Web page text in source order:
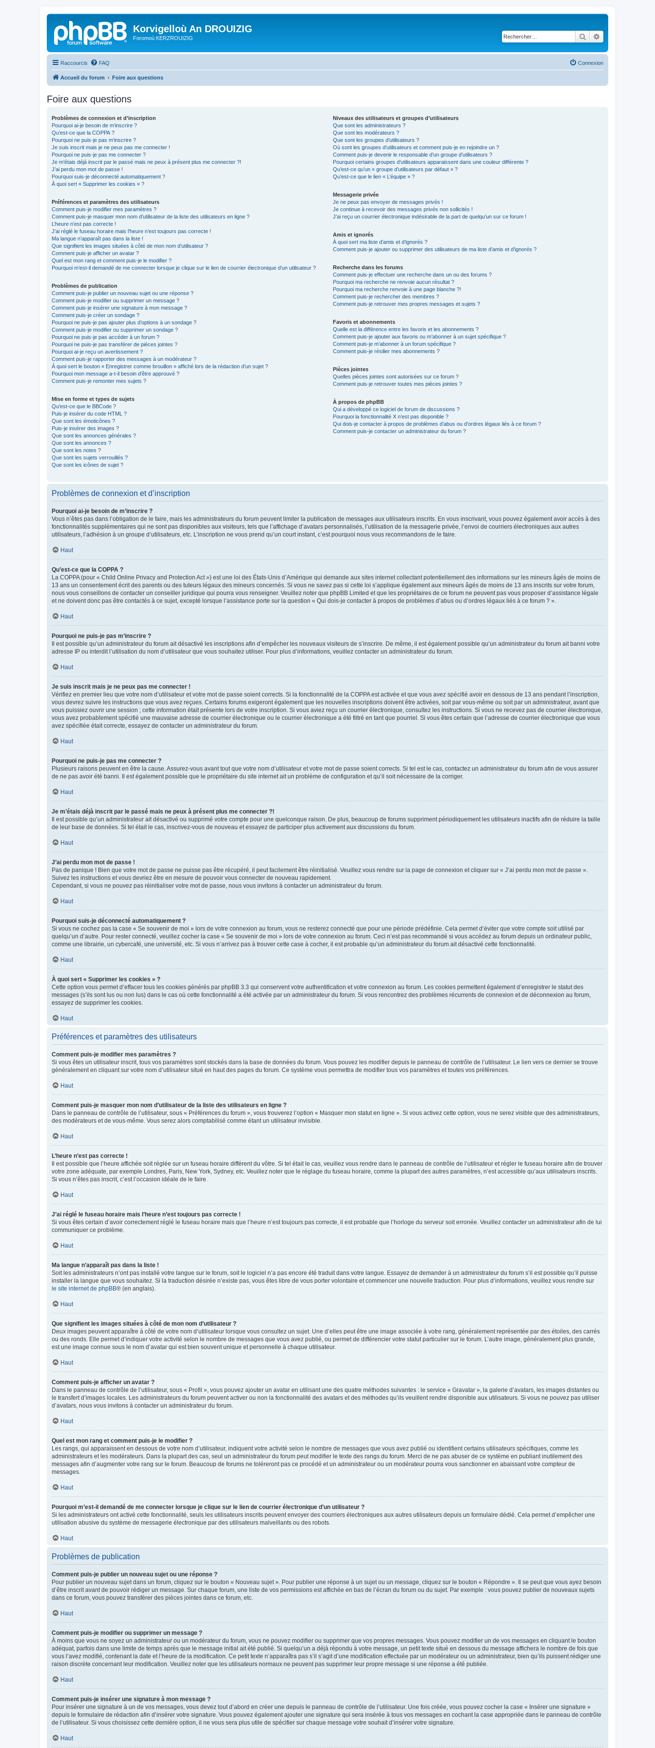
Korvigelloù An DROUIZIG
Foromoù KERZROUIZIG Rechercher
Raccourcis FAQ Connexion
Accueil du forum Foire aux questions
Foire aux questions
Problèmes de connexion et d’inscription
Pourquoi ai-je besoin de m’inscrire ?
Qu’est-ce que la COPPA ?
Pourquoi ne puis-je pas m’inscrire ?
Je suis inscrit mais je ne peux pas me connecter !
Pourquoi ne puis-je pas me connecter ?
Je m’étais déjà inscrit par le passé mais ne peux à présent plus me connecter ?!
J’ai perdu mon mot de passe !
Pourquoi suis-je déconnecté automatiquement ?
À quoi sert « Supprimer les cookies » ?
Préférences et paramètres des utilisateurs
Comment puis-je modifier mes paramètres ?
Comment puis-je masquer mon nom d’utilisateur de la liste des utilisateurs en ligne ?
L’heure n’est pas correcte !
J’ai réglé le fuseau horaire mais l’heure n’est toujours pas correcte !
Ma langue n’apparaît pas dans la liste !
Que signifient les images situées à côté de mon nom d’utilisateur ?
Comment puis-je afficher un avatar ?
Quel est mon rang et comment puis-je le modifier ?
Pourquoi m’est-il demandé de me connecter lorsque je clique sur le lien de courrier électronique d’un utilisateur ?
Problèmes de publication
Comment puis-je publier un nouveau sujet ou une réponse ?
Comment puis-je modifier ou supprimer un message ?
Comment puis-je insérer une signature à mon message ?
Comment puis-je créer un sondage ?
Pourquoi ne puis-je pas ajouter plus d’options à un sondage ?
Comment puis-je modifier ou supprimer un sondage ?
Pourquoi ne puis-je pas accéder à un forum ?
Pourquoi ne puis-je pas transférer de pièces jointes ?
Pourquoi ai-je reçu un avertissement ?
Comment puis-je rapporter des messages à un modérateur ?
À quoi sert le bouton « Enregistrer comme brouillon » affiché lors de la rédaction d’un sujet ?
Pourquoi mon message a-t-il besoin d’être approuvé ?
Comment puis-je remonter mes sujets ?
Mise en forme et types de sujets
Qu’est-ce que le BBCode ?
Puis-je insérer du code HTML ?
Que sont les émoticônes ?
Puis-je insérer des images ?
Que sont les annonces générales ?
Que sont les annonces ?
Que sont les notes ?
Que sont les sujets verrouillés ?
Que sont les icônes de sujet ?
Niveaux des utilisateurs et groupes d’utilisateurs
Que sont les administrateurs ?
Que sont les modérateurs ?
Que sont les groupes d’utilisateurs ?
Où sont les groupes d’utilisateurs et comment puis-je en rejoindre un ?
Comment puis-je devenir le responsable d’un groupe d’utilisateurs ?
Pourquoi certains groupes d’utilisateurs apparaissent dans une couleur différente ?
Qu’est-ce qu’un « groupe d’utilisateurs par défaut » ?
Qu’est-ce que le lien « L’équipe » ?
Messagerie privée
Je ne peux pas envoyer de messages privés !
Je continue à recevoir des messages privés non sollicités !
J’ai reçu un courrier électronique indésirable de la part de quelqu’un sur ce forum !
Amis et ignorés
À quoi sert ma liste d’amis et d’ignorés ?
Comment puis-je ajouter ou supprimer des utilisateurs de ma liste d’amis et d’ignorés ?
Recherche dans les forums
Comment puis-je effectuer une recherche dans un ou des forums ?
Pourquoi ma recherche ne renvoie aucun résultat ?
Pourquoi ma recherche renvoie à une page blanche ?!
Comment puis-je rechercher des membres ?
Comment puis-je retrouver mes propres messages et sujets ?
Favoris et abonnements
Quelle est la différence entre les favoris et les abonnements ?
Comment puis-je ajouter aux favoris ou m’abonner à un sujet spécifique ?
Comment puis-je m’abonner à un forum spécifique ?
Comment puis-je résilier mes abonnements ?
Pièces jointes
Quelles pièces jointes sont autorisées sur ce forum ?
Comment puis-je retrouver toutes mes pièces jointes ?
À propos de phpBB
Qui a développé ce logiciel de forum de discussions ?
Pourquoi la fonctionnalité X n’est pas disponible ?
Qui dois-je contacter à propos de problèmes d’abus ou d’ordres légaux liés à ce forum ?
Comment puis-je contacter un administrateur du forum ?
Problèmes de connexion et d’inscription
Pourquoi ai-je besoin de m’inscrire ?
Vous n’êtes pas dans l’obligation de le faire, mais les administrateurs du forum peuvent limiter la publication de messages aux utilisateurs inscrits. En vous inscrivant, vous pouvez également avoir accès à des
fonctionnalités supplémentaires qui ne sont pas disponibles aux visiteurs, tels que l’affichage d’avatars personnalisés, l’utilisation de la messagerie privée, l’envoi de courriers électroniques aux autres
utilisateurs, l’adhésion à un groupe d’utilisateurs, etc. L’inscription ne vous prend qu’un court instant, c’est pourquoi nous vous recommandons de le faire.
Haut
Qu’est-ce que la COPPA ?
La COPPA (pour « Child Online Privacy and Protection Act ») est une loi des États-Unis d’Amérique qui demande aux sites internet collectant potentiellement des informations sur les mineurs âgés de moins de
13 ans un consentement écrit des parents ou des tuteurs légaux des mineurs concernés. Si vous ne savez pas si cette loi s’applique également aux mineurs âgés de moins de 13 ans inscrits sur votre forum,
nous vous conseillons de contacter un conseiller juridique qui pourra vous renseigner. Veuillez noter que phpBB Limited et que les propriétaires de ce forum ne peuvent pas vous proposer d’assistance légale
et ne doivent donc pas être contactés à ce sujet, excepté lorsque l’assistance porte sur la question « Qui dois-je contacter à propos de problèmes d’abus ou d’ordres légaux liés à ce forum ? ».
Haut
Pourquoi ne puis-je pas m’inscrire ?
Il est possible qu’un administrateur du forum ait désactivé les inscriptions afin d’empêcher les nouveaux visiteurs de s’inscrire. De même, il est également possible qu’un administrateur du forum ait banni votre
adresse IP ou interdit l’utilisation du nom d’utilisateur que vous souhaitez utiliser. Pour plus d’informations, veuillez contacter un administrateur du forum.
Haut
Je suis inscrit mais je ne peux pas me connecter !
Vérifiez en premier lieu que votre nom d’utilisateur et votre mot de passe soient corrects. Si la fonctionnalité de la COPPA est activée et que vous avez spécifié avoir en dessous de 13 ans pendant l’inscription,
vous devrez suivre les instructions que vous avez reçues. Certains forums exigeront également que les nouvelles inscriptions doivent être activées, soit par vous-même ou soit par un administrateur, avant que
vous puissiez ouvrir une session ; cette information était présente lors de votre inscription. Si vous aviez reçu un courrier électronique, consultez les instructions. Si vous ne recevez pas de courrier électronique,
vous avez probablement spécifié une mauvaise adresse de courrier électronique ou le courrier électronique a été filtré en tant que pourriel. Si vous êtes certain que l’adresse de courrier électronique que vous
avez spécifiée était correcte, essayez de contacter un administrateur du forum.
Haut
Pourquoi ne puis-je pas me connecter ?
Plusieurs raisons peuvent en être la cause. Assurez-vous avant tout que votre nom d’utilisateur et votre mot de passe soient corrects. Si tel est le cas, contactez un administrateur du forum afin de vous assurer
de ne pas avoir été banni. Il est également possible que le propriétaire du site internet ait un problème de configuration et qu’il soit nécessaire de la corriger.
Haut
Je m’étais déjà inscrit par le passé mais ne peux à présent plus me connecter ?!
Il est possible qu’un administrateur ait désactivé ou supprimé votre compte pour une quelconque raison. De plus, beaucoup de forums suppriment périodiquement les utilisateurs inactifs afin de réduire la taille
de leur base de données. Si tel était le cas, inscrivez-vous de nouveau et essayez de participer plus activement aux discussions du forum.
Haut
J’ai perdu mon mot de passe !
Pas de panique ! Bien que votre mot de passe ne puisse pas être récupéré, il peut facilement être réinitialisé. Veuillez vous rendre sur la page de connexion et cliquer sur « J’ai perdu mon mot de passe ».
Suivez les instructions et vous devriez être en mesure de pouvoir vous connecter de nouveau rapidement.
Cependant, si vous ne pouvez pas réinitialiser votre mot de passe, nous vous invitons à contacter un administrateur du forum.
Haut
Pourquoi suis-je déconnecté automatiquement ?
Si vous ne cochez pas la case « Se souvenir de moi » lors de votre connexion au forum, vous ne resterez connecté que pour une période prédéfinie. Cela permet d’éviter que votre compte soit utilisé par
quelqu’un d’autre. Pour rester connecté, veuillez cocher la case « Se souvenir de moi » lors de votre connexion au forum. Ceci n’est pas recommandé si vous accédez au forum depuis un ordinateur public,
comme une librairie, un cybercafé, une université, etc. Si vous n’arrivez pas à trouver cette case à cocher, il est probable qu’un administrateur du forum ait désactivé cette fonctionnalité.
Haut
À quoi sert « Supprimer les cookies » ?
Cette option vous permet d’effacer tous les cookies générés par phpBB 3.3 qui conservent votre authentification et votre connexion au forum. Les cookies permettent également d’enregistrer le statut des
messages (s’ils sont lus ou non lus) dans le cas où cette fonctionnalité a été activée par un administrateur du forum. Si vous rencontrez des problèmes récurrents de connexion et de déconnexion au forum,
essayez de supprimer les cookies.
Haut
Préférences et paramètres des utilisateurs
Comment puis-je modifier mes paramètres ?
Si vous êtes un utilisateur inscrit, tous vos paramètres sont stockés dans la base de données du forum. Vous pouvez les modifier depuis le panneau de contrôle de l’utilisateur. Le lien vers ce dernier se trouve
généralement en cliquant sur votre nom d’utilisateur situé en haut des pages du forum. Ce système vous permettra de modifier tous vos paramètres et toutes vos préférences.
Haut
Comment puis-je masquer mon nom d’utilisateur de la liste des utilisateurs en ligne ?
Dans le panneau de contrôle de l’utilisateur, sous « Préférences du forum », vous trouverez l’option « Masquer mon statut en ligne ». Si vous activez cette option, vous ne serez visible que des administrateurs,
des modérateurs et de vous-même. Vous serez alors comptabilisé comme étant un utilisateur invisible.
Haut
L’heure n’est pas correcte !
Il est possible que l’heure affichée soit réglée sur un fuseau horaire différent du vôtre. Si tel était le cas, veuillez vous rendre dans le panneau de contrôle de l’utilisateur et régler le fuseau horaire afin de trouver
votre zone adéquate, par exemple Londres, Paris, New York, Sydney, etc. Veuillez noter que le réglage du fuseau horaire, comme la plupart des autres paramètres, n’est accessible qu’aux utilisateurs inscrits.
Si vous n’êtes pas inscrit, c’est l’occasion idéale de le faire.
Haut
J’ai réglé le fuseau horaire mais l’heure n’est toujours pas correcte !
Si vous êtes certain d’avoir correctement réglé le fuseau horaire mais que l’heure n’est toujours pas correcte, il est probable que l’horloge du serveur soit erronée. Veuillez contacter un administrateur afin de lui
communiquer ce problème.
Haut
Ma langue n’apparaît pas dans la liste !
Soit les administrateurs n’ont pas installé votre langue sur le forum, soit le logiciel n’a pas encore été traduit dans votre langue. Essayez de demander à un administrateur du forum s’il est possible qu’il puisse
installer la langue que vous souhaitez. Si la traduction désirée n’existe pas, vous êtes libre de vous porter volontaire et commencer une nouvelle traduction. Pour plus d’informations, veuillez vous rendre sur
le site internet de phpBB® (en anglais).
Haut
Que signifient les images situées à côté de mon nom d’utilisateur ?
Deux images peuvent apparaître à côté de votre nom d’utilisateur lorsque vous consultez un sujet. Une d’elles peut être une image associée à votre rang, généralement représentée par des étoiles, des carrés
ou des ronds. Elle permet d’indiquer votre activité selon le nombre de messages que vous avez publié, ou permet de différencier votre statut particulier sur le forum. L’autre image, généralement plus grande,
est une image connue sous le nom d’avatar qui est bien souvent unique et personnelle à chaque utilisateur.
Haut
Comment puis-je afficher un avatar ?
Dans le panneau de contrôle de l’utilisateur, sous « Profil », vous pouvez ajouter un avatar en utilisant une des quatre méthodes suivantes : le service « Gravatar », la galerie d’avatars, les images distantes ou
le transfert d’images locales. Les administrateurs du forum peuvent activer ou non la fonctionnalité des avatars et des méthodes qu’ils veuillent rendre disponible aux utilisateurs. Si vous ne pouvez pas utiliser
d’avatars, nous vous invitons à contacter un administrateur du forum.
Haut
Quel est mon rang et comment puis-je le modifier ?
Les rangs, qui apparaissent en dessous de votre nom d’utilisateur, indiquent votre activité selon le nombre de messages que vous avez publié ou identifient certains utilisateurs spécifiques, comme les
administrateurs et les modérateurs. Dans la plupart des cas, seul un administrateur du forum peut modifier le texte des rangs du forum. Merci de ne pas abuser de ce système en publiant inutilement des
messages afin d’augmenter votre rang sur le forum. Beaucoup de forums ne toléreront pas ce procédé et un administrateur ou un modérateur pourra vous sanctionner en abaissant votre compteur de
messages.
Haut
Pourquoi m’est-il demandé de me connecter lorsque je clique sur le lien de courrier électronique d’un utilisateur ?
Si les administrateurs ont activé cette fonctionnalité, seuls les utilisateurs inscrits peuvent envoyer des courriers électroniques aux autres utilisateurs depuis un formulaire dédié. Cela permet d’empêcher une
utilisation abusive du système de messagerie électronique par des utilisateurs malveillants ou des robots.
Haut
Problèmes de publication
Comment puis-je publier un nouveau sujet ou une réponse ?
Pour publier un nouveau sujet dans un forum, cliquez sur le bouton « Nouveau sujet ». Pour publier une réponse à un sujet ou un message, cliquez sur le bouton « Répondre ». Il se peut que vous ayez besoin
d’être inscrit avant de pouvoir rédiger un message. Sur chaque forum, une liste de vos permissions est affichée en bas de l’écran du forum ou du sujet. Par exemple : vous pouvez publier de nouveaux sujets
dans ce forum, vous pouvez transférer des pièces jointes dans ce forum, etc.
Haut
Comment puis-je modifier ou supprimer un message ?
À moins que vous ne soyez un administrateur ou un modérateur du forum, vous ne pouvez modifier ou supprimer que vos propres messages. Vous pouvez modifier un de vos messages en cliquant le bouton
adéquat, parfois dans une limite de temps après que le message initial ait été publié. Si quelqu’un a déjà répondu à votre message, un petit texte situé en dessous du message affichera le nombre de fois que
vous l’avez modifié, contenant la date et l’heure de la modification. Ce petit texte n’apparaîtra pas s’il s’agit d’une modification effectuée par un modérateur ou un administrateur, bien qu’ils puissent rédiger une
raison discrète concernant leur modification. Veuillez noter que les utilisateurs normaux ne peuvent pas supprimer leur propre message si une réponse a été publiée.
Haut
Comment puis-je insérer une signature à mon message ?
Pour insérer une signature à un de vos messages, vous devez tout d’abord en créer une depuis le panneau de contrôle de l’utilisateur. Une fois créée, vous pouvez cocher la case « Insérer une signature »
depuis le formulaire de rédaction afin d’insérer votre signature. Vous pouvez également ajouter une signature qui sera insérée à tous vos messages en cochant la case appropriée dans le panneau de contrôle
de l’utilisateur. Si vous choisissez cette dernière option, il ne vous sera plus utile de spécifier sur chaque message votre souhait d’insérer votre signature.
Haut